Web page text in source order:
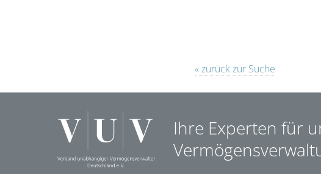
« zurück zur Suche
Ihre Experten für